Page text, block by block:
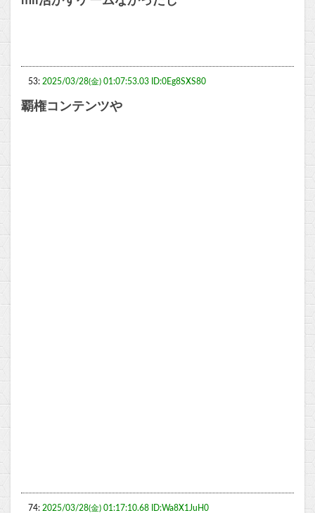
53: 2025/03/28(金) 01:07:53.03 ID:0Eg8SXS80
覇権コンテンツや
74: 2025/03/28(金) 01:17:10.68 ID:Wa8X1JuH0